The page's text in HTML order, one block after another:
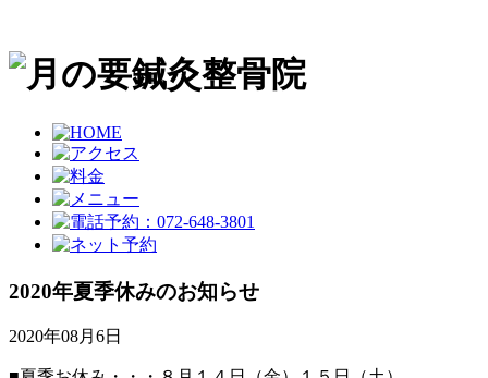
2020年夏季休みのお知らせ
2020年08月6日